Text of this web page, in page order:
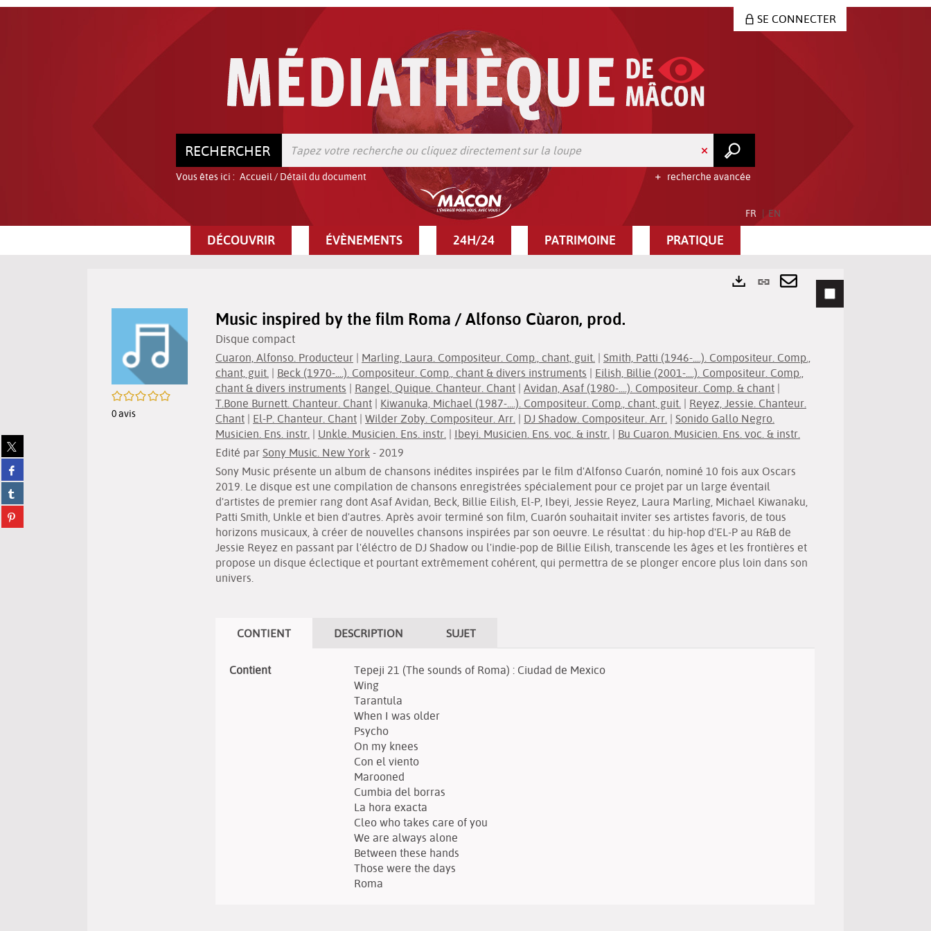
SE CONNECTER
RECHERCHER
recherche avancée
Vous êtes ici : Accueil/ Détail du document
FR EN
DÉCOUVRIR ÉVÈNEMENTS 24H/24 PATRIMOINE PRATIQUE
Partager
sur
twitter
(Nouvelle
fenêtre)
Partager
sur
facebook
(Nouvelle
fenêtre)
Partager
sur
tumblr
(Nouvelle
Partager
sur
Lien
permanent
fenêtre)
Envoyer
mail
/5
0avis
Music inspired by the film Roma / Alfonso Cùaron, prod.
Disque compact
Cuaron, Alfonso. Producteur | Marling, Laura. Compositeur. Comp., chant, guit. | Smith, Patti (1946-....). Compositeur. Comp.,
chant, guit. | Beck (1970-....). Compositeur. Comp., chant & divers instruments | Eilish, Billie (2001-....). Compositeur. Comp.,
chant & divers instruments | Rangel, Quique. Chanteur. Chant | Avidan, Asaf (1980-....). Compositeur. Comp. & chant |
T.Bone Burnett. Chanteur. Chant | Kiwanuka, Michael (1987-....). Compositeur. Comp., chant, guit. | Reyez, Jessie. Chanteur.
Chant | El-P. Chanteur. Chant | Wilder Zoby. Compositeur. Arr. | DJ Shadow. Compositeur. Arr. | Sonido Gallo Negro.
Musicien. Ens. instr. | Unkle. Musicien. Ens. instr. | Ibeyi. Musicien. Ens. voc. & instr. | Bu Cuaron. Musicien. Ens. voc. & instr.
Edité par Sony Music. New York - 2019
Sony Music présente un album de chansons inédites inspirées par le film d'Alfonso Cuarón, nominé 10 fois aux Oscars
2019. Le disque est une compilation de chansons enregistrées spécialement pour ce projet par un large éventail
d'artistes de premier rang dont Asaf Avidan, Beck, Billie Eilish, El-P, Ibeyi, Jessie Reyez, Laura Marling, Michael Kiwanaku,
Patti Smith, Unkle et bien d'autres. Après avoir terminé son film, Cuarón souhaitait inviter ses artistes favoris, de tous
horizons musicaux, à créer de nouvelles chansons inspirées par son oeuvre. Le résultat : du hip-hop d'EL-P au R&B de
Jessie Reyez en passant par l'éléctro de DJ Shadow ou l'indie-pop de Billie Eilish, transcende les âges et les frontières et
propose un disque éclectique et pourtant extrêmement cohérent, qui permettra de se plonger encore plus loin dans son
univers.
CONTIENT DESCRIPTION SUJET
Contient
Tepeji 21 (The sounds of Roma) : Ciudad de Mexico
Wing
Tarantula
When I was older
Psycho
On my knees
Con el viento
Marooned
Cumbia del borras
La hora exacta
Cleo who takes care of you
We are always alone
Between these hands
Those were the days
Roma